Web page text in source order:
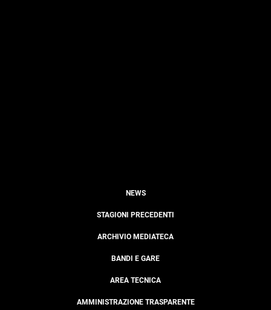
NEWS
STAGIONI PRECEDENTI
ARCHIVIO MEDIATECA
BANDI E GARE
AREA TECNICA
AMMINISTRAZIONE TRASPARENTE